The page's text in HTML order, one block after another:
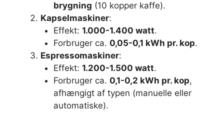
brygning (10 kopper kaffe).
Kapselmaskiner:
Effekt: 1.000-1.400 watt.
Forbruger ca. 0,05-0,1 kWh pr. kop.
Espressomaskiner:
Effekt: 1.200-1.500 watt.
Forbruger ca. 0,1-0,2 kWh pr. kop,
afhængigt af typen (manuelle eller
automatiske).